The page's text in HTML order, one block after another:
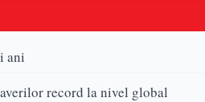
ani
record la nivel global